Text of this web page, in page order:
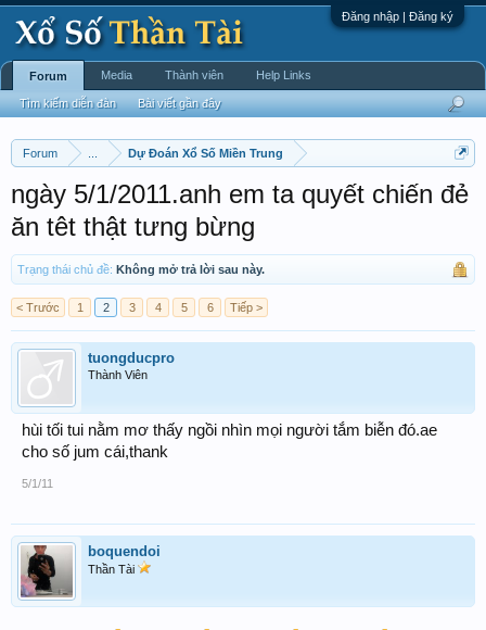
Đăng nhập | Đăng ký
Forum Dự Đoán Xổ Số Miền Trung
ngày 5/1/2011.anh em ta quyết chiến đẻ
ăn têt thật tưng bừng
Trạng thái chủ đề: Không mở trả lời sau này.
< Trước 1 2 3 4 5 6 Tiếp >
tuongducpro
Thành Viên
hùi tối tui nằm mơ thấy ngồi nhìn mọi người tắm biễn đó.ae
cho số jum cái,thank
5/1/11
boquendoi
Thần Tài
Forum
Tìm kiếm diễn đàn Bài viết gần đây
Media Thành viên Help Links